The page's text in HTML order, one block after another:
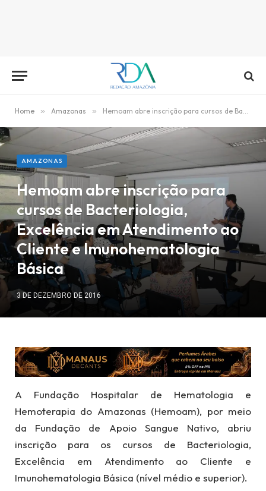
Home » Amazonas » Hemoam abre inscrição para cursos de Bacteriologia, Excelência em Atendimento ao Cliente e Imunohematologia Básica
AMAZONAS
Hemoam abre inscrição para
cursos de Bacteriologia,
Excelência em Atendimento ao
Cliente e Imunohematologia
Básica
3 DE DEZEMBRO DE 2016
A Fundação Hospitalar de Hematologia e
Hemoterapia do Amazonas (Hemoam), por meio
da Fundação de Apoio Sangue Nativo, abriu
inscrição para os cursos de Bacteriologia,
Excelência em Atendimento ao Cliente e
Imunohematologia Básica (nível médio e superior).